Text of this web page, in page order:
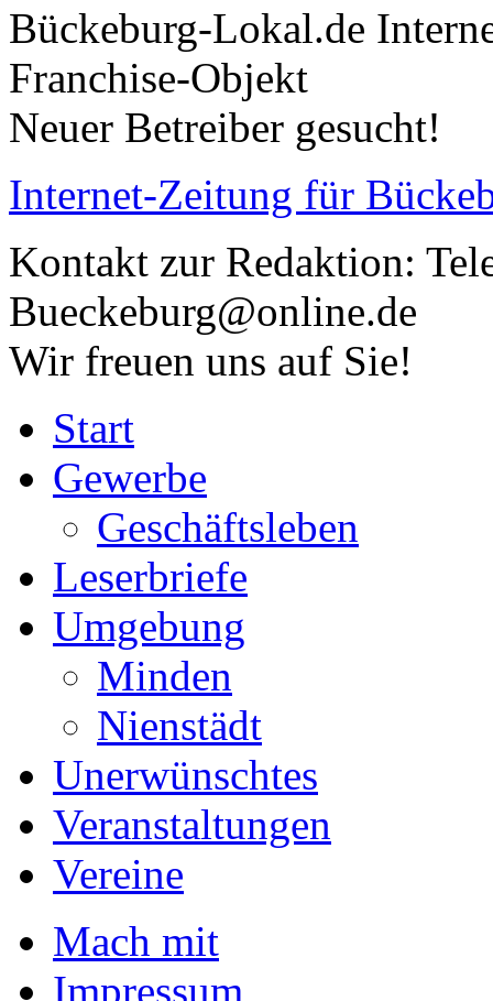
Bückeburg-Lokal.de
Franchise-Objekt
Neuer Betreiber gesucht!
Internet-Zeitung für
Kontakt zur Redaktion:
Bueckeburg@online.de
Wir freuen uns auf Sie!
Start
Gewerbe
Geschäftsleben
Leserbriefe
Umgebung
Minden
Nienstädt
Unerwünschtes
Veranstaltungen
Vereine
Mach mit
Impressum